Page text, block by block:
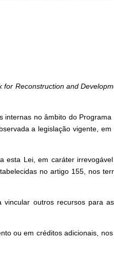
for Reconstruction and
no âmbito do Programa
a legislação vigente,
esta Lei, em caráter
no artigo 155, nos
outros recursos para
ou em créditos adicionais,